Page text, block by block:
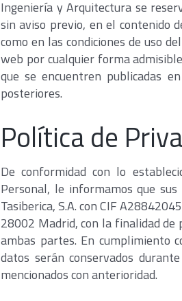
Ingeniería y Arquitectura se
sin aviso previo, en el contenido
como en las condiciones de uso
web por cualquier forma
que se encuentren publicadas
posteriores.
Política de
De conformidad con lo
Personal, le informamos que
Tasiberica, S.A. con CIF
28002 Madrid, con la finalidad
ambas partes. En cumplimiento
datos serán conservados
mencionados con anterioridad.